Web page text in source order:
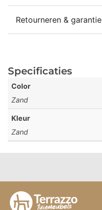
Retourneren & garantie
Specificaties
Color
Zand
Kleur
Zand